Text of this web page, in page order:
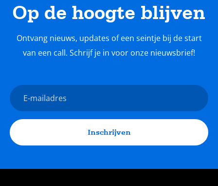
Op de hoogte blijven
Ontvang nieuws, updates of een seintje bij de start
van een call. Schrijf je in voor onze nieuwsbrief!
E-
mailadres
Inschrijven